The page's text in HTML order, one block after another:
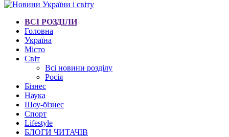
ВСІ РОЗДІЛИ
Головна
Україна
Місто
Світ
Всі новини розділу
Росія
Бізнес
Наука
Шоу-бізнес
Спорт
Lifestyle
БЛОГИ ЧИТАЧІВ